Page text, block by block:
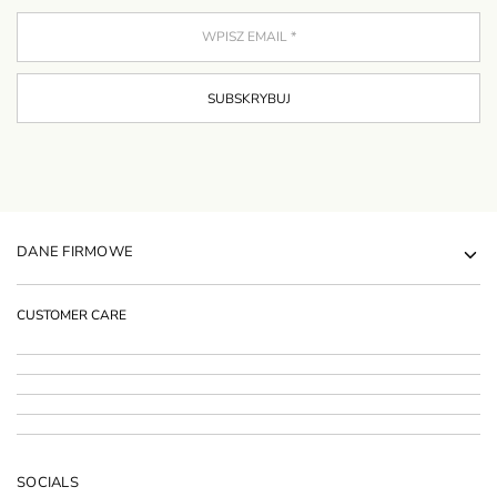
DANE FIRMOWE
CUSTOMER CARE
SOCIALS